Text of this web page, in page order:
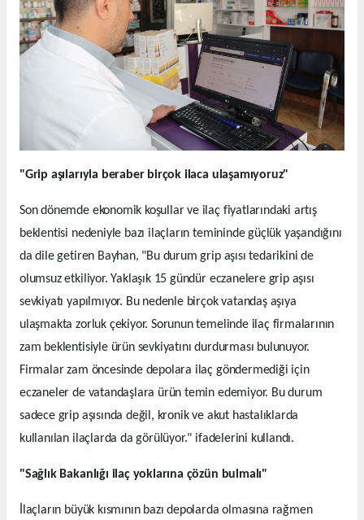
"Grip aşılarıyla beraber birçok ilaca ulaşamıyoruz"
Son dönemde ekonomik koşullar ve ilaç fiyatlarındaki artış
beklentisi nedeniyle bazı ilaçların temininde güçlük yaşandığını
da dile getiren Bayhan, "Bu durum grip aşısı tedarikini de
olumsuz etkiliyor. Yaklaşık 15 gündür eczanelere grip aşısı
sevkiyatı yapılmıyor. Bu nedenle birçok vatandaş aşıya
ulaşmakta zorluk çekiyor. Sorunun temelinde ilaç firmalarının
zam beklentisiyle ürün sevkiyatını durdurması bulunuyor.
Firmalar zam öncesinde depolara ilaç göndermediği için
eczaneler de vatandaşlara ürün temin edemiyor. Bu durum
sadece grip aşısında değil, kronik ve akut hastalıklarda
kullanılan ilaçlarda da görülüyor." ifadelerini kullandı.
"Sağlık Bakanlığı ilaç yoklarına çözün bulmalı"
İlaçların büyük kısmının bazı depolarda olmasına rağmen